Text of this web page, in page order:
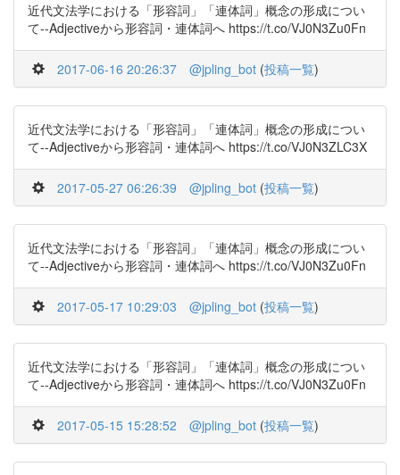
近代文法学における「形容詞」「連体詞」概念の形成につい
て--Adjectiveから形容詞・連体詞へ https://t.co/VJ0N3Zu0Fn
2017-06-16 20:26:37 @jpling_bot (投稿一覧)
近代文法学における「形容詞」「連体詞」概念の形成につい
て--Adjectiveから形容詞・連体詞へ https://t.co/VJ0N3ZLC3X
2017-05-27 06:26:39 @jpling_bot (投稿一覧)
近代文法学における「形容詞」「連体詞」概念の形成につい
て--Adjectiveから形容詞・連体詞へ https://t.co/VJ0N3Zu0Fn
2017-05-17 10:29:03 @jpling_bot (投稿一覧)
近代文法学における「形容詞」「連体詞」概念の形成につい
て--Adjectiveから形容詞・連体詞へ https://t.co/VJ0N3Zu0Fn
2017-05-15 15:28:52 @jpling_bot (投稿一覧)